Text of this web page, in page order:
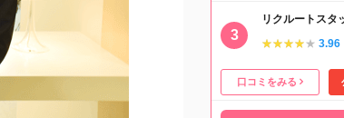
リクルートスタ
★★★★★
★★★★★ 3.96
口コミをみる